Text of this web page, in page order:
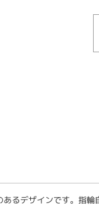
るデザインです。指